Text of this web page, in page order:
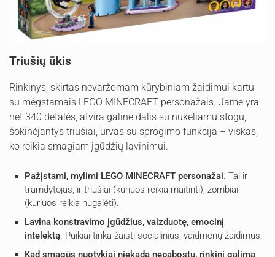
Triušių ūkis
Rinkinys, skirtas nevaržomam kūrybiniam žaidimui kartu
su mėgstamais LEGO MINECRAFT personažais. Jame yra
net 340 detalės, atvira galinė dalis su nukeliamu stogu,
šokinėjantys triušiai, urvas su sprogimo funkcija – viskas,
ko reikia smagiam įgūdžių lavinimui.
Pažįstami, mylimi LEGO MINECRAFT personažai. Tai ir
tramdytojas, ir triušiai (kuriuos reikia maitinti), zombiai
(kuriuos reikia nugalėti).
Lavina konstravimo įgūdžius, vaizduotę, emocinį
intelektą. Puikiai tinka žaisti socialinius, vaidmenų žaidimus.
Kad smagūs nuotykiai niekada nepabostų, rinkinį galima